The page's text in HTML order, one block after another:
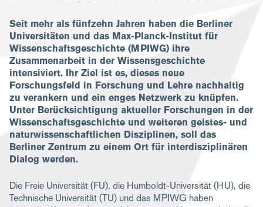
Seit mehr als fünfzehn Jahren haben die Berliner
Universitäten und das Max-Planck-Institut für
Wissenschaftsgeschichte (MPIWG) ihre
Zusammenarbeit in der Wissensgeschichte
intensiviert. Ihr Ziel ist es, dieses neue
Forschungsfeld in Forschung und Lehre nachhaltig
zu verankern und ein enges Netzwerk zu knüpfen.
Unter Berücksichtigung aktueller Forschungen in der
Wissenschaftsgeschichte und weiteren geistes- und
naturwissenschaftlichen Disziplinen, soll das
Berliner Zentrum zu einem Ort für interdisziplinären
Dialog werden.
Die Freie Universität (FU), die Humboldt-Universität (HU), die
Technische Universität (TU) und das MPIWG haben